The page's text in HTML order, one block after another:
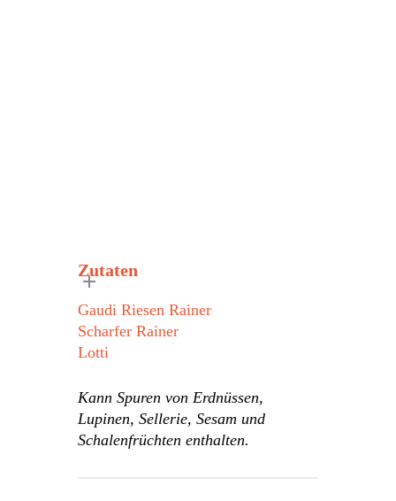
Zutaten
Gaudi Riesen Rainer
Scharfer Rainer
Lotti
Kann Spuren von Erdnüssen,
Lupinen, Sellerie, Sesam und
Schalenfrüchten enthalten.